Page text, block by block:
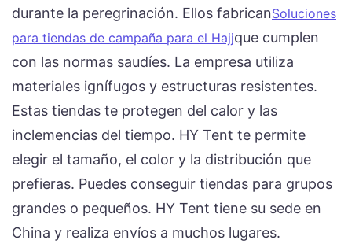
durante la peregrinación. Ellos fabricanSoluciones
para tiendas de campaña para el Hajjque cumplen
con las normas saudíes. La empresa utiliza
materiales ignífugos y estructuras resistentes.
Estas tiendas te protegen del calor y las
inclemencias del tiempo. HY Tent te permite
elegir el tamaño, el color y la distribución que
prefieras. Puedes conseguir tiendas para grupos
grandes o pequeños. HY Tent tiene su sede en
China y realiza envíos a muchos lugares.